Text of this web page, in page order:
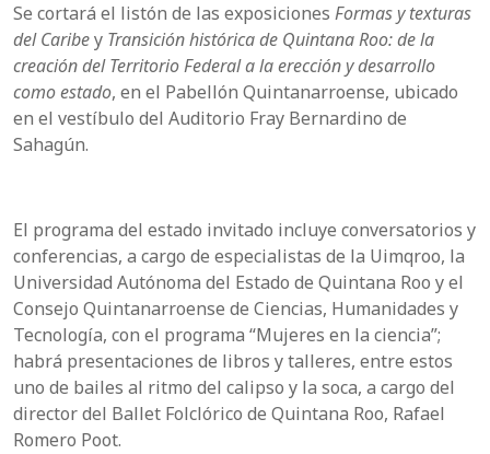
Se cortará el listón de las exposiciones Formas y texturas
del Caribey Transición histórica de Quintana Roo: de la
creación del Territorio Federal a la erección y desarrollo
como estado, en el Pabellón Quintanarroense, ubicado
en el vestíbulo del Auditorio Fray Bernardino de
Sahagún.
El programa del estado invitado incluye conversatorios y
conferencias, a cargo de especialistas de la Uimqroo, la
Universidad Autónoma del Estado de Quintana Roo y el
Consejo Quintanarroense de Ciencias, Humanidades y
Tecnología, con el programa “Mujeres en la ciencia”;
habrá presentaciones de libros y talleres, entre estos
uno de bailes al ritmo del calipso y la soca, a cargo del
director del Ballet Folclórico de Quintana Roo, Rafael
Romero Poot.